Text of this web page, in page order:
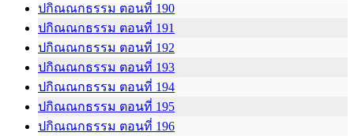
ปกิณณกธรรม ตอนที่ 190
ปกิณณกธรรม ตอนที่ 191
ปกิณณกธรรม ตอนที่ 192
ปกิณณกธรรม ตอนที่ 193
ปกิณณกธรรม ตอนที่ 194
ปกิณณกธรรม ตอนที่ 195
ปกิณณกธรรม ตอนที่ 196